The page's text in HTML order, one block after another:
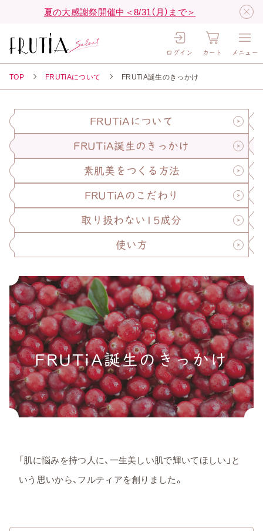
夏の大感謝祭開催中＜8/31（月）まで＞
ログイン カート メニュー
TOP FRUTiAについて FRUTiA誕生のきっかけ
FRUTiAについて
FRUTiA誕生のきっかけ
素肌美をつくる方法
FRUTiAのこだわり
取り扱わない15成分
使い方
FRUTiA誕生のきっかけ
「肌に悩みを持つ人に、一生美しい肌で輝いてほしい」と
いう思いから、フルティアを創りました。